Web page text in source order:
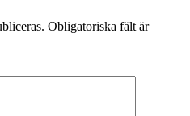
Obligatoriska fält är